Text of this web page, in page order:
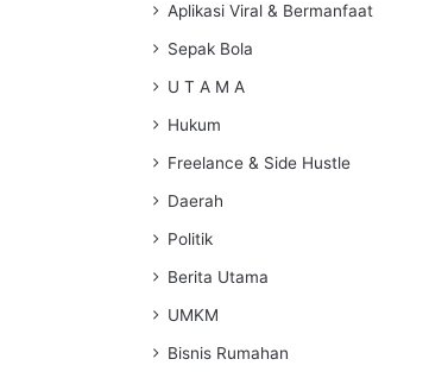
Aplikasi Viral & Bermanfaat
Sepak Bola
U T A M A
Hukum
Freelance & Side Hustle
Daerah
Politik
Berita Utama
UMKM
Bisnis Rumahan